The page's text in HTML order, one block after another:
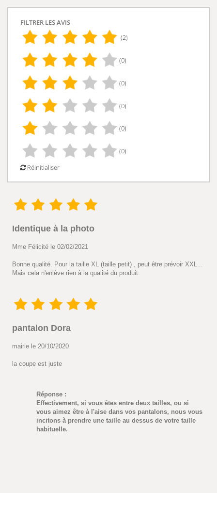
FILTRER LES AVIS
(2)
(0)
(0)
(0)
(0)
(0)
Réinitialiser
Identique à la photo
Mme Félicité le 02/02/2021
Bonne qualité. Pour la taille XL (taille petit) , peut être prévoir XXL...
Mais cela n'enlève rien à la qualité du produit.
pantalon Dora
mairie le 20/10/2020
la coupe est juste
Réponse :
Effectivement, si vous êtes entre deux tailles, ou si
vous aimez être à l'aise dans vos pantalons, nous vous
incitons à prendre une taille au dessus de votre taille
habituelle.